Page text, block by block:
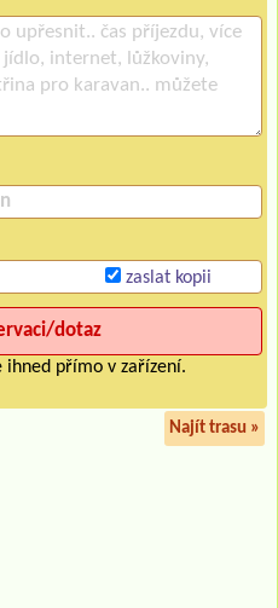
zaslat kopii
ihned přímo v zařízení.
Najít trasu »